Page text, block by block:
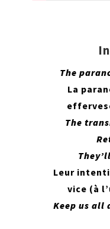
The
La
The
Leur
vice (à
Keep us all